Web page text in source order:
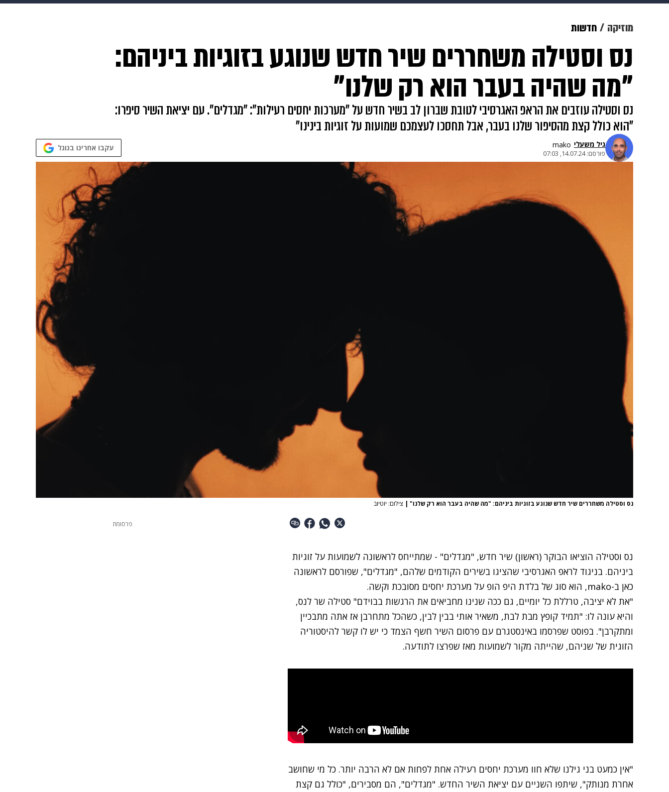
מוזיקה
דיגיטל ויוה תשעה חודשים מתכונים פרויקטים מיוחדים
מוזיקה חדשות
נס וסטילה משחררים שיר חדש שנוגע בזוגיות ביניהם:
"מה שהיה בעבר הוא רק שלנו"
נס וסטילה עוזבים את הראפ האגרסיבי לטובת שברון לב בשיר חדש על "מערכות יחסים רעילות": "מגדלים". עם יציאת השיר סיפרו:
"הוא כולל קצת מהסיפור שלנו בעבר, אבל תחסכו לעצמכם שמועות על זוגיות בינינו"
גיל משעלי mako
פורסם:14.07.24, 07:03
עקבו אחרינו בגוגל
נס וסטילה משחררים שיר חדש שנוגע בזוגיות ביניהם: "מה שהיה בעבר הוא רק שלנו" | צילום: יוטיוב
נס וסטילה הוציאו הבוקר (ראשון) שיר חדש, "מגדלים" - שמתייחס לראשונה לשמועות על זוגיות
ביניהם. בניגוד לראפ האגרסיבי שהציגו בשירים הקודמים שלהם, "מגדלים", שפורסם לראשונה
כאן ב-mako
, הוא סוג של בלדת היפ הופ על מערכת יחסים מסובכת וקשה.
"את לא יציבה, טרללת כל יומיים, גם ככה שנינו מחביאים את הרגשות בבוידם" סטילה שר לנס,
והיא עונה לו: "תמיד קופץ מבת לבת, משאיר אותי בבין לבין, כשהכל מתחרבן אז אתה מתבכיין
ומתקרבן". בפוסט שפרסמו באינסטגרם עם פרסום השיר חשף הצמד כי יש לו קשר להיסטוריה
הזוגית של שניהם, שהייתה מקור לשמועות מאז שפרצו לתודעה.
"אין כמעט בני גילנו שלא חוו מערכת יחסים רעילה אחת לפחות אם לא הרבה יותר. כל מי שחושב
אחרת מנותק", שיתפו השניים עם יציאת השיר החדש. "מגדלים", הם מסבירים, "כולל גם קצת
פרסומת